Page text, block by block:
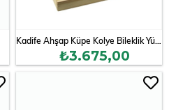
₺3.675,00